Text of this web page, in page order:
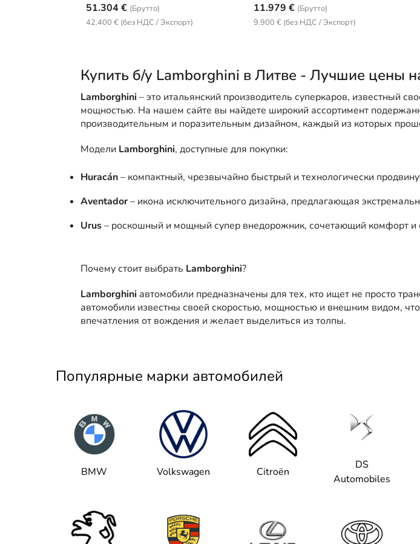
51.304 € (Брутто)
42.400 € (без НДС / Экспорт)
11.979 € (Брутто)
9.900 € (без НДС / Экспорт)
Купить б/у Lamborghini в Литве - Лучшие цены
Lamborghini– это итальянский производитель суперкаров, известный
мощностью. На нашем сайте вы найдете широкий ассортимент
производительным и поразительным дизайном, каждый из которых
Модели Lamborghini, доступные для покупки:
Huracán– компактный, чрезвычайно быстрый и технологически
Aventador– икона исключительного дизайна, предлагающая
Urus– роскошный и мощный супер внедорожник, сочетающий комфорт и
Почему стоит выбрать Lamborghini?
Lamborghini автомобили предназначены для тех, кто ищет не просто
автомобили известны своей скоростью, мощностью и внешним видом,
впечатления от вождения и желает выделиться из толпы.
Популярные марки автомобилей
BMW Volkswagen Citroën
DS
Automobiles